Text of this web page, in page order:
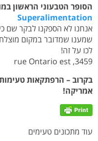
הסופר הטבעוני הראשון
Superalimentation
אנחנו לא הספקנו לבקר שם
שמענו שמדובר במקום
לכו על זה!
3459, rue Ontario est
בקרוב – הרפתקאות
אמריקה!
עוד מתכונים טעימים